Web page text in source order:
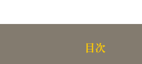
目次